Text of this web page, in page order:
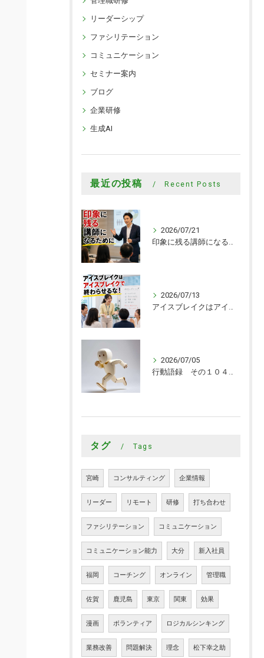
リーダーシップ
ファシリテーション
コミュニケーション
セミナー案内
ブログ
企業研修
生成AI
最近の投稿 Recent Posts
2026/07/21
印象に残る講師になるために
2026/07/13
アイスブレイクはアイスブレイクで終わらせるな！
2026/07/05
行動語録 その１０４０ 行動あるのみ！
タグ Tags
宮崎 コンサルティング 企業情報
リーダー リモート 研修 打ち合わせ
ファシリテーション コミュニケーション
コミュニケーション能力 大分 新入社員
福岡 コーチング オンライン 管理職
佐賀 鹿児島 東京 関東 効果
漫画 ボランティア ロジカルシンキング
業務改善 問題解決 理念 松下幸之助